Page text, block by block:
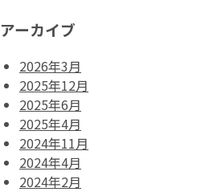
アーカイブ
2026年3月
2025年12月
2025年6月
2025年4月
2024年11月
2024年4月
2024年2月